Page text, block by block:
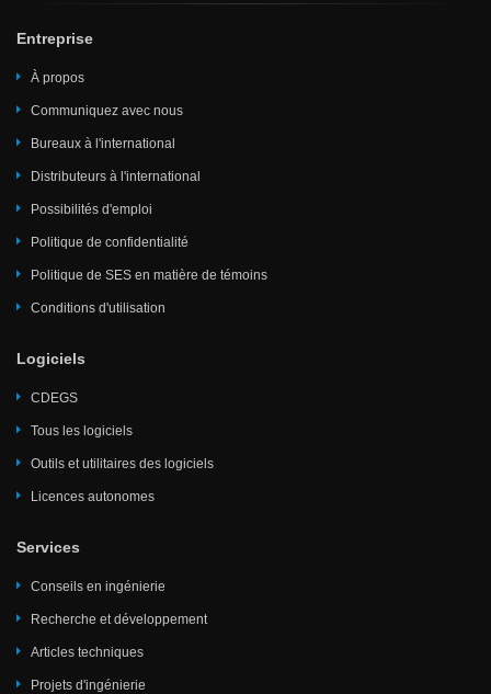
Entreprise
À propos
Communiquez avec nous
Bureaux à l'international
Distributeurs à l'international
Possibilités d'emploi
Politique de confidentialité
Politique de SES en matière de témoins
Conditions d'utilisation
Logiciels
CDEGS
Tous les logiciels
Outils et utilitaires des logiciels
Licences autonomes
Services
Conseils en ingénierie
Recherche et développement
Articles techniques
Projets d'ingénierie